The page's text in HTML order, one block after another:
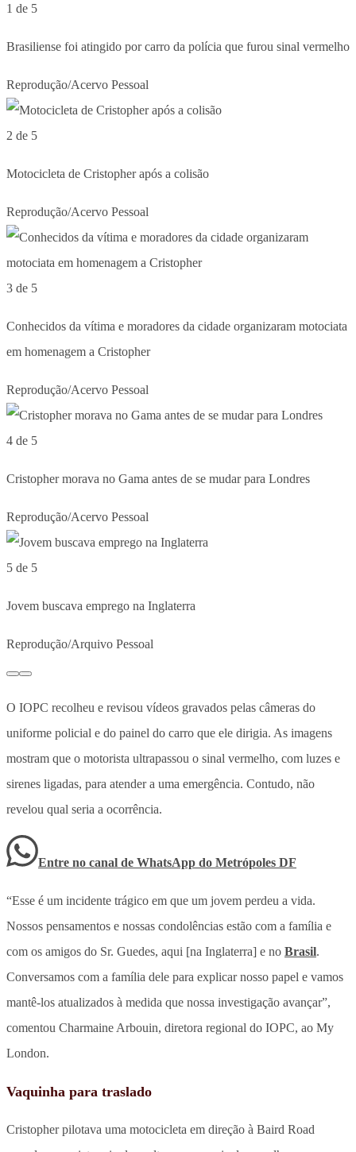
1 de 5
Brasiliense foi atingido por carro da polícia que furou sinal vermelho
Reprodução/Acervo Pessoal
2 de 5
Motocicleta de Cristopher após a colisão
Reprodução/Acervo Pessoal
3 de 5
Conhecidos da vítima e moradores da cidade organizaram motociata
em homenagem a Cristopher
Reprodução/Acervo Pessoal
4 de 5
Cristopher morava no Gama antes de se mudar para Londres
Reprodução/Acervo Pessoal
5 de 5
Jovem buscava emprego na Inglaterra
Reprodução/Arquivo Pessoal
O IOPC recolheu e revisou vídeos gravados pelas câmeras do
uniforme policial e do painel do carro que ele dirigia. As imagens
mostram que o motorista ultrapassou o sinal vermelho, com luzes e
sirenes ligadas, para atender a uma emergência. Contudo, não
revelou qual seria a ocorrência.
Entre no canal de WhatsApp do Metrópoles DF
“Esse é um incidente trágico em que um jovem perdeu a vida.
Nossos pensamentos e nossas condolências estão com a família e
com os amigos do Sr. Guedes, aqui [na Inglaterra] e no Brasil.
Conversamos com a família dele para explicar nosso papel e vamos
mantê-los atualizados à medida que nossa investigação avançar”,
comentou Charmaine Arbouin, diretora regional do IOPC, ao My
London.
Vaquinha para traslado
Cristopher pilotava uma motocicleta em direção à Baird Road